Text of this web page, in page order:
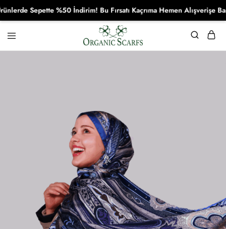
Organikscarf
Sepette %50 İndirim! Bu Fırsatı Kaçrıma Hemen Alışverişe